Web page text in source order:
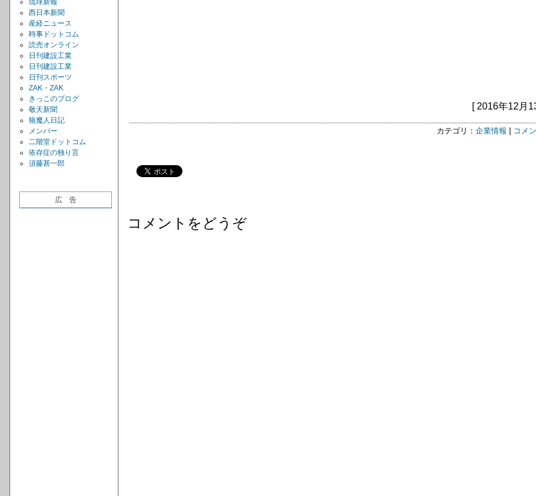
西日本新聞
産経ニュース
時事ドットコム
読売オンライン
日刊建設工業
日刊建設工業
日刊スポーツ
ZAK・ZAK
きっこのブログ
敬天新聞
狼魔人日記
メンバー
二階堂ドットコム
依存症の独り言
須藤甚一郎
広 告
[ 2016年12月
カテゴリ： 企業情報 コメ
コメントをどうぞ